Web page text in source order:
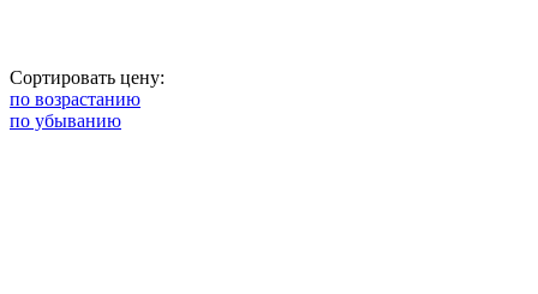
Сортировать цену:
по возрастанию
по убыванию